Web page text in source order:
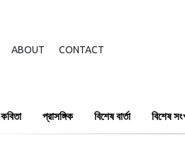
ABOUT CONTACT
কবিতা প্রাসঙ্গিক বিশেষ বার্তা বিশেষ